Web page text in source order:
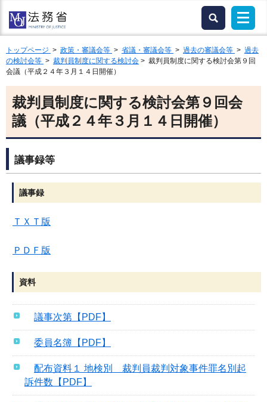
トップページ > 政策・審議会等 > 省議・審議会等 > 過去の審議会等 > 過去
の検討会等 > 裁判員制度に関する検討会 > 裁判員制度に関する検討会第９回
会議（平成２４年３月１４日開催）
裁判員制度に関する検討会第９回会
議（平成２４年３月１４日開催）
議事録等
議事録
ＴＸＴ版
ＰＤＦ版
資料
議事次第【PDF】
委員名簿【PDF】
配布資料１ 地検別 裁判員裁判対象事件罪名別起
訴件数【PDF】